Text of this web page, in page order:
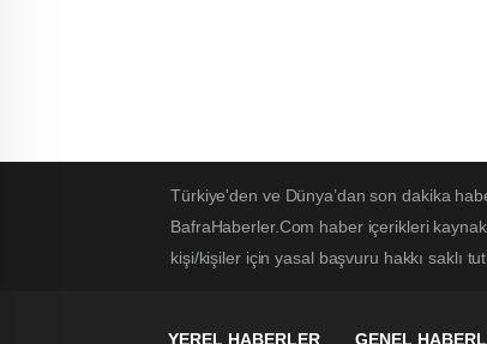
Türkiye'den ve Dünya’dan son dakika
BafraHaberler.Com haber içerikleri
kişi/kişiler için yasal başvuru hakkı saklı
YEREL HABERLER GENEL